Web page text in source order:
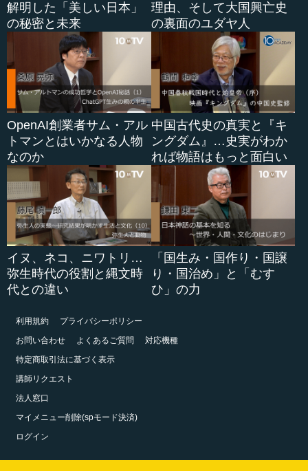
解明した「美しい日本」
の秘密と未来
理由、そして大国興亡史
の裏面のユダヤ人
OpenAI創業者サム・アル
トマンとはいかなる人物
なのか
中国古代史の真実と『キ
ングダム』…史実がわか
れば物語はもっと面白い
イヌ、ネコ、ニワトリ…
弥生時代の役割と縄文時
代との違い
「国生み・国作り・国譲
り・国治め」と「むす
ひ」の力
利用規約
プライバシーポリシー
お問い合わせ
よくあるご質問
対応機種
特定商取引法に基づく表示
講師リクエスト
法人窓口
マイメニュー削除(spモード決済)
ログイン